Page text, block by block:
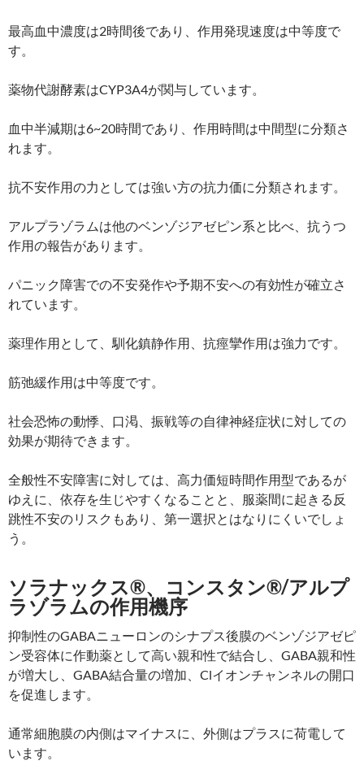
最高血中濃度は2時間後であり、作用発現速度は中等度で
す。
薬物代謝酵素はCYP3A4が関与しています。
血中半減期は6~20時間であり、作用時間は中間型に分類さ
れます。
抗不安作用の力としては強い方の抗力価に分類されます。
アルプラゾラムは他のベンゾジアゼピン系と比べ、抗うつ
作用の報告があります。
パニック障害での不安発作や予期不安への有効性が確立さ
れています。
薬理作用として、馴化鎮静作用、抗痙攣作用は強力です。
筋弛緩作用は中等度です。
社会恐怖の動悸、口渇、振戦等の自律神経症状に対しての
効果が期待できます。
全般性不安障害に対しては、高力価短時間作用型であるが
ゆえに、依存を生じやすくなることと、服薬間に起きる反
跳性不安のリスクもあり、第一選択とはなりにくいでしょ
う。
ソラナックス®、コンスタン®/アルプ
ラゾラムの作用機序
抑制性のGABAニューロンのシナプス後膜のベンゾジアゼピ
ン受容体に作動薬として高い親和性で結合し、GABA親和性
が増大し、GABA結合量の増加、Clイオンチャンネルの開口
を促進します。
通常細胞膜の内側はマイナスに、外側はプラスに荷電して
います。